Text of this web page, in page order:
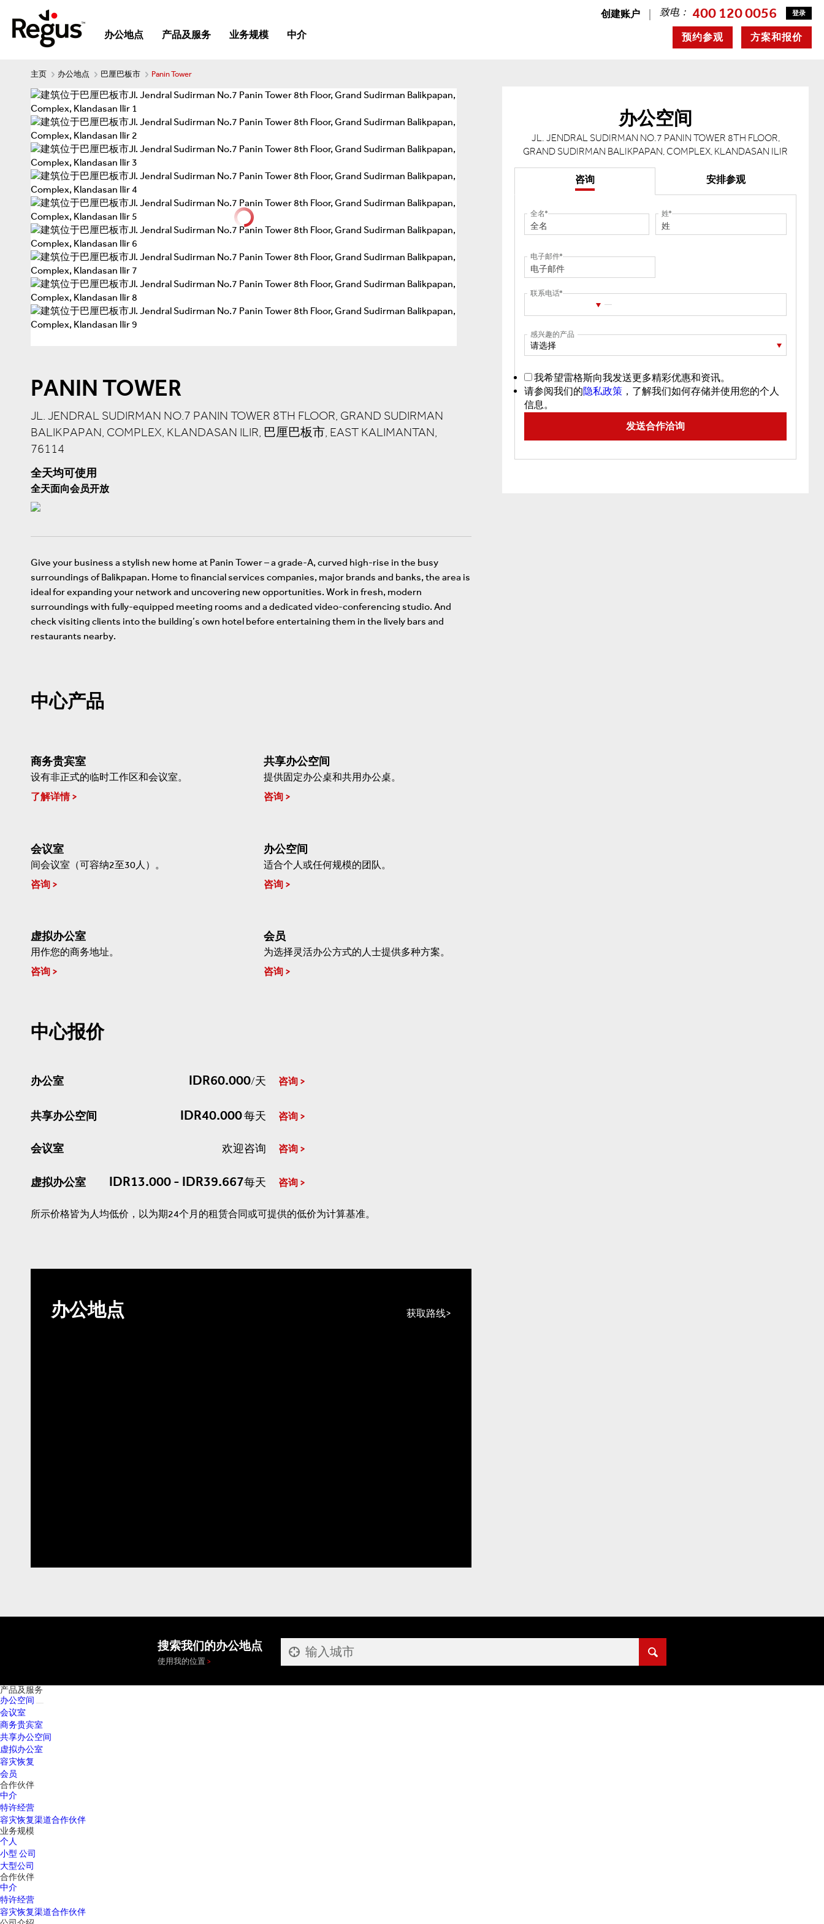
创建账户 致电： 400 120 0056 登录
方案和报价
预约参观
办公地点 产品及服务 业务规模 中介
主页 办公地点 巴厘巴板市 Panin Tower
PANIN TOWER
JL. JENDRAL SUDIRMAN NO.7 PANIN TOWER 8TH FLOOR, GRAND SUDIRMAN
BALIKPAPAN, COMPLEX, KLANDASAN ILIR, 巴厘巴板市, EAST KALIMANTAN,
76114
全天均可使用
全天面向会员开放
Give your business a stylish new home at Panin Tower – a grade-A, curved high-rise in the busy
surroundings of Balikpapan. Home to financial services companies, major brands and banks, the area is
ideal for expanding your network and uncovering new opportunities. Work in fresh, modern
surroundings with fully-equipped meeting rooms and a dedicated video-conferencing studio. And
check visiting clients into the building’s own hotel before entertaining them in the lively bars and
restaurants nearby.
中心产品
商务贵宾室
设有非正式的临时工作区和会议室。
了解详情
共享办公空间
提供固定办公桌和共用办公桌。
咨询
会议室
间会议室（可容纳2至30人）。
咨询
办公空间
适合个人或任何规模的团队。
咨询
虚拟办公室
用作您的商务地址。
咨询
会员
为选择灵活办公方式的人士提供多种方案。
咨询
中心报价
办公室 IDR60.000/天 咨询
共享办公空间 IDR40.000每天 咨询
会议室 欢迎咨询 咨询
虚拟办公室 IDR13.000 - IDR39.667每天 咨询
所示价格皆为人均低价，以为期24个月的租赁合同或可提供的低价为计算基准。
办公地点 获取路线
办公空间
JL. JENDRAL SUDIRMAN NO.7 PANIN TOWER 8TH FLOOR,
GRAND SUDIRMAN BALIKPAPAN, COMPLEX, KLANDASAN ILIR
咨询 安排参观
全名 姓
电子邮件
联系电话
感兴趣的产品
请选择
我希望雷格斯向我发送更多精彩优惠和资讯。
请参阅我们的隐私政策 ，了解我们如何存储并使用您的个人
信息。
搜索我们的办公地点
使用我的位置
产品及服务
办公空间
会议室
商务贵宾室
共享办公空间
虚拟办公室
容灾恢复
会员
合作伙伴
中介
特许经营
容灾恢复渠道合作伙伴
业务规模
个人
小型 公司
大型公司
合作伙伴
中介
特许经营
容灾恢复渠道合作伙伴